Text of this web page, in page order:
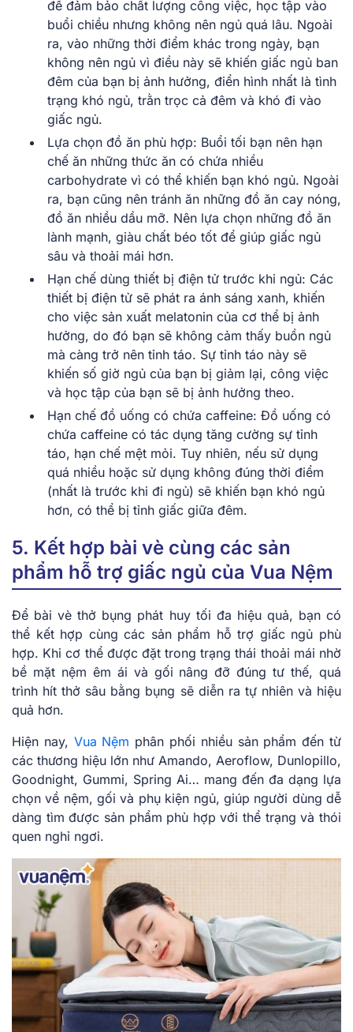
để đảm bảo chất lượng công việc, học tập vào
buổi chiều nhưng không nên ngủ quá lâu. Ngoài
ra, vào những thời điểm khác trong ngày, bạn
không nên ngủ vì điều này sẽ khiến giấc ngủ ban
đêm của bạn bị ảnh hưởng, điển hình nhất là tình
trạng khó ngủ, trằn trọc cả đêm và khó đi vào
giấc ngủ.
Lựa chọn đồ ăn phù hợp: Buổi tối bạn nên hạn
chế ăn những thức ăn có chứa nhiều
carbohydrate vì có thể khiến bạn khó ngủ. Ngoài
ra, bạn cũng nên tránh ăn những đồ ăn cay nóng,
đồ ăn nhiều dầu mỡ. Nên lựa chọn những đồ ăn
lành mạnh, giàu chất béo tốt để giúp giấc ngủ
sâu và thoải mái hơn.
Hạn chế dùng thiết bị điện tử trước khi ngủ: Các
thiết bị điện tử sẽ phát ra ánh sáng xanh, khiến
cho việc sản xuất melatonin của cơ thể bị ảnh
hưởng, do đó bạn sẽ không cảm thấy buồn ngủ
mà càng trở nên tỉnh táo. Sự tỉnh táo này sẽ
khiến số giờ ngủ của bạn bị giảm lại, công việc
và học tập của bạn sẽ bị ảnh hưởng theo.
Hạn chế đồ uống có chứa caffeine: Đồ uống có
chứa caffeine có tác dụng tăng cường sự tỉnh
táo, hạn chế mệt mỏi. Tuy nhiên, nếu sử dụng
quá nhiều hoặc sử dụng không đúng thời điểm
(nhất là trước khi đi ngủ) sẽ khiến bạn khó ngủ
hơn, có thể bị tỉnh giấc giữa đêm.
5. Kết hợp bài vè cùng các sản
phẩm hỗ trợ giấc ngủ của Vua Nệm
Để bài vè thở bụng phát huy tối đa hiệu quả, bạn có
thể kết hợp cùng các sản phẩm hỗ trợ giấc ngủ phù
hợp. Khi cơ thể được đặt trong trạng thái thoải mái nhờ
bề mặt nệm êm ái và gối nâng đỡ đúng tư thế, quá
trình hít thở sâu bằng bụng sẽ diễn ra tự nhiên và hiệu
quả hơn.
Hiện nay, Vua Nệm phân phối nhiều sản phẩm đến từ
các thương hiệu lớn như Amando, Aeroflow, Dunlopillo,
Goodnight, Gummi, Spring Ai… mang đến đa dạng lựa
chọn về nệm, gối và phụ kiện ngủ, giúp người dùng dễ
dàng tìm được sản phẩm phù hợp với thể trạng và thói
quen nghỉ ngơi.